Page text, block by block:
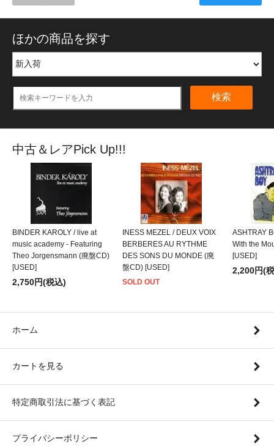
ほかの商品を探す
検索
中古＆レアPick Up!!!
BINDER KAROLY / live at
music academy - Featuring
Theo Jorgensmann (廃盤CD)
[USED]
2,750円(税込)
INESS MEZEL / DEUX VOIX
BERBERES AU RYTHME
DES SONS DU MONDE (廃
盤CD) [USED]
SOLD OUT
ASHTRAY
With the
[USED]
2,200円(
ホーム
カートを見る
特定商取引法に基づく表記
プライバシーポリシー